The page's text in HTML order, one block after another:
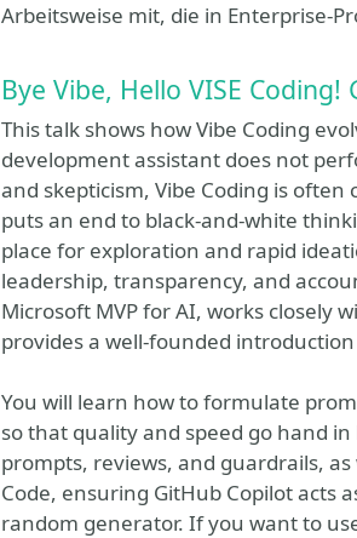
Arbeitsweise mit, die in Enterprise-
Bye Vibe, Hello VISE
This talk shows how Vibe Coding
development assistant does not
and skepticism, Vibe Coding is often
puts an end to black-and-white
place for exploration and rapid
leadership, transparency, and
Microsoft MVP for AI, works closely
provides a well-founded introduction
You will learn how to formulate
so that quality and speed go hand
prompts, reviews, and guardrails,
Code, ensuring GitHub Copilot acts
random generator. If you want to